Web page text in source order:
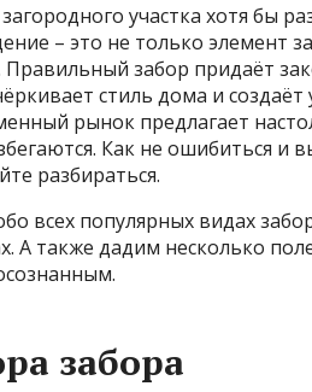
участка хотя бы
– это не только элемент
Правильный забор придаёт
стиль дома и
рынок предлагает
Как не ошибиться и
разбираться.
всех популярных видах
А также дадим несколько
забора